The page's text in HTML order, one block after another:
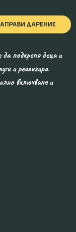
ДАРЕНИЕ
подкрепя деца и
и реализира
включване и